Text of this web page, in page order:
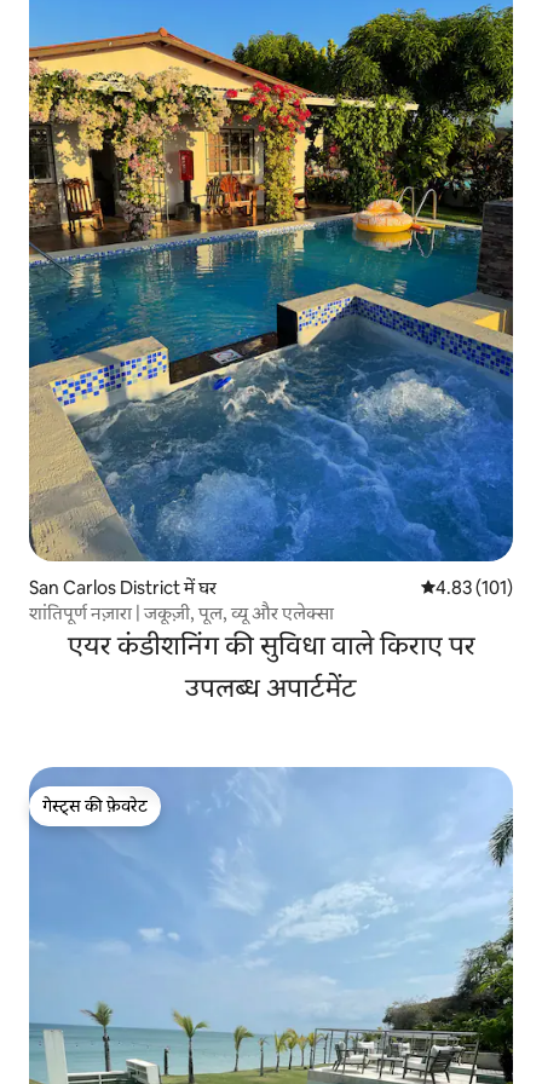
San Carlos District में घर औसत रेटिंग 5 में से
4.83 (101)
शांतिपूर्ण नज़ारा | जकूज़ी, पूल, व्यू और एलेक्सा
एयर कंडीशनिंग की सुविधा वाले किराए पर
उपलब्ध अपार्टमेंट
गेस्ट्स की फ़ेवरेट
गेस्ट्स की फ़ेवरेट